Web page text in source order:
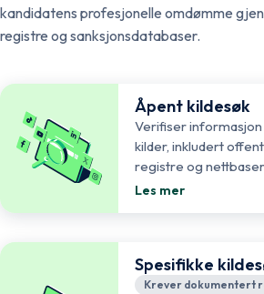
kandidatens profesjonelle omdømme
registre og sanksjonsdatabaser.
Åpent kildesøk
Verifiser
kilder, inkludert
registre og
Les mer
Spesifikke
Krever dokumentert